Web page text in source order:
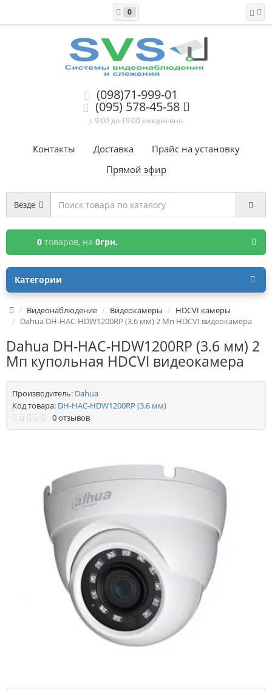
0
(098)71-999-01
(095) 578-45-58
с 9:00 до 19:00 ежедневно
Контакты Доставка
Прайс на установку
Прямой эфир
Везде
0 товаров, на 0грн.
Категории
Видеонаблюдение Видеокамеры
HDCVI камеры
Dahua DH-HAC-HDW1200RP (3.6 мм) 2 Мп HDCVI видеокамера
Dahua DH-HAC-HDW1200RP (3.6 мм) 2
Мп купольная HDCVI видеокамера
Производитель: Dahua
Код товара: DH-HAC-HDW1200RP (3.6 мм)
0 отзывов